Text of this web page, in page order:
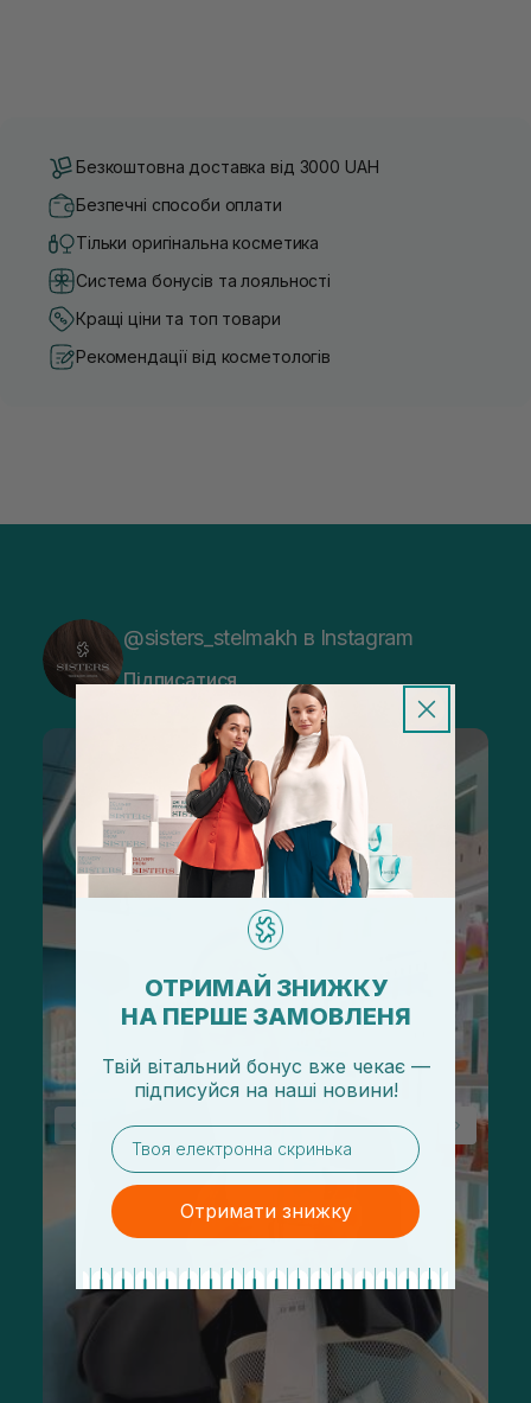
Безкоштовна доставка від 3000 UAH
Безпечні способи оплати
Тільки оригінальна косметика
Система бонусів та лояльності
Кращі ціни та топ товари
Рекомендації від косметологів
@sisters_stelmakh в Instagram
Підписатися
ОТРИМАЙ ЗНИЖКУ
НА ПЕРШЕ ЗАМОВЛЕНЯ
Твій вітальний бонус вже чекає —
підписуйся на наші новини!
email
Отримати знижку